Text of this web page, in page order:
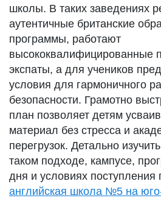
школы. В таких заведениях
аутентичные британские
программы, работают
высококвалифицированные
экспаты, а для учеников
условия для гармоничного
безопасности. Грамотно
план позволяет детям
материал без стресса и
перегрузок. Детально
таком подходе, кампусе,
дня и условиях поступления
английская школа №5 на